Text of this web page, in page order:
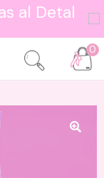
al Detal
0